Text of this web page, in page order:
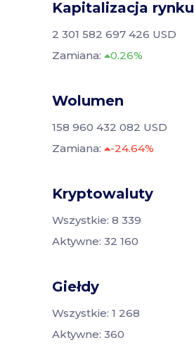
Kapitalizacja rynku
2 301 582 697 426 USD
Zamiana:
0.26%
Wolumen
158 960 432 082 USD
Zamiana:
-24.64%
Kryptowaluty
Wszystkie: 8 339
Aktywne: 32 160
Giełdy
Wszystkie: 1 268
Aktywne: 360